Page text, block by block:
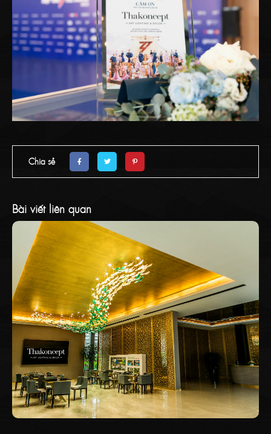
Chia sẻ
Bài viết liên quan